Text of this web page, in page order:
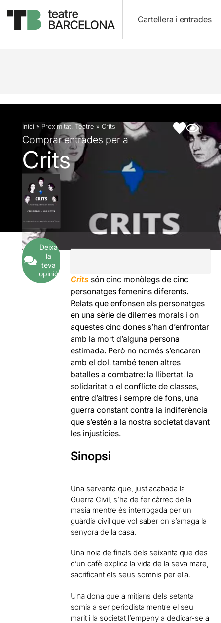
Cartellera i entrades
Descripció Fitxa artística Articles
Inici » Proximitat, Teatre » Crits
Comprar entrades per a
Crits
Deixa
la
teva
opinió
Crits són cinc monòlegs de cinc
personatges femenins diferents.
Relats que enfonsen els personatges
en una sèrie de dilemes morals i on
aquestes cinc dones s’han d’enfrontar
amb la mort d’alguna persona
estimada. Però no només s’encaren
amb el dol, també tenen altres
batalles a combatre: la llibertat, la
solidaritat o el conflicte de classes,
entre d’altres i sempre de fons, una
guerra constant contra la indiferència
que s’estén a la nostra societat davant
les injustícies.
Sinopsi
Una serventa que, just acabada la
Guerra Civil, s’ha de fer càrrec de la
masia mentre és interrogada per un
guàrdia civil que vol saber on s’amaga la
senyora de la casa.
Una noia de finals dels seixanta que des
d’un cafè explica la vida de la seva mare,
sacrificant els seus somnis per ella.
Una dona que a mitjans dels setanta
somia a ser periodista mentre el seu
marit i la societat l’empeny a dedicar-se a